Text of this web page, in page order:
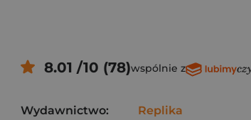
8.01 /10 (78)wspólnie z
Wydawnictwo: Replika